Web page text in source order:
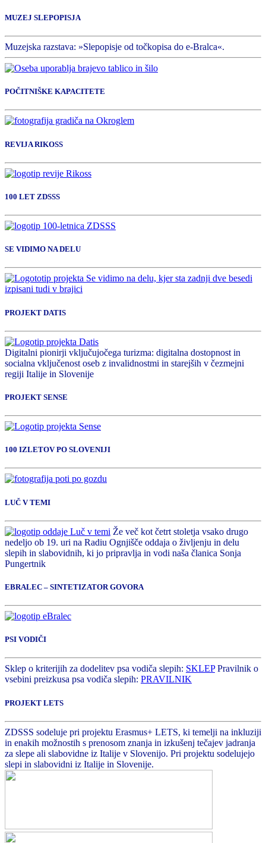
MUZEJ SLEPOPISJA
Muzejska razstava: »Slepopisje od točkopisa do e-Bralca«.
POČITNIŠKE KAPACITETE
REVIJA RIKOSS
100 LET ZDSSS
SE VIDIMO NA DELU
PROJEKT DATIS
Digitalni pionirji vključujočega turizma: digitalna dostopnost in
socialna vključenost oseb z invalidnostmi in starejših v čezmejni
regiji Italije in Slovenije
PROJEKT SENSE
100 IZLETOV PO SLOVENIJI
LUČ V TEMI
Že več kot četrt stoletja vsako drugo
nedeljo ob 19. uri na Radiu Ognjišče oddaja o življenju in delu
slepih in slabovidnih, ki jo pripravlja in vodi naša članica Sonja
Pungertnik
EBRALEC – SINTETIZATOR GOVORA
PSI VODIČI
Sklep o kriterijih za dodelitev psa vodiča slepih: SKLEPPravilnik o
vsebini preizkusa psa vodiča slepih: PRAVILNIK
PROJEKT LETS
ZDSSS sodeluje pri projektu Erasmus+ LETS, ki temelji na inkluziji
in enakih možnostih s prenosom znanja in izkušenj tečajev jadranja
za slepe ali slabovidne iz Italije v Slovenijo. Pri projektu sodelujejo
slepi in slabovidni iz Italije in Slovenije.